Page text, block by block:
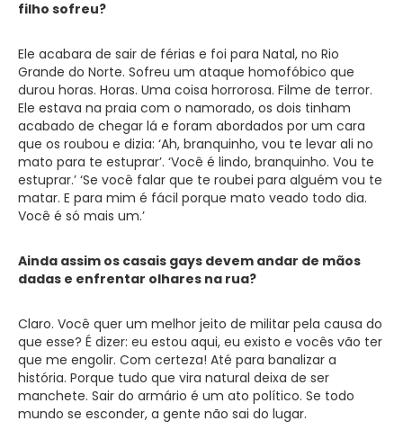
filho sofreu?
Ele acabara de sair de férias e foi para Natal, no Rio
Grande do Norte. Sofreu um ataque homofóbico que
durou horas. Horas. Uma coisa horrorosa. Filme de terror.
Ele estava na praia com o namorado, os dois tinham
acabado de chegar lá e foram abordados por um cara
que os roubou e dizia: ‘Ah, branquinho, vou te levar ali no
mato para te estuprar’. ‘Você é lindo, branquinho. Vou te
estuprar.’ ‘Se você falar que te roubei para alguém vou te
matar. E para mim é fácil porque mato veado todo dia.
Você é só mais um.’
Ainda assim os casais gays devem andar de mãos
dadas e enfrentar olhares na rua?
Claro. Você quer um melhor jeito de militar pela causa do
que esse? É dizer: eu estou aqui, eu existo e vocês vão ter
que me engolir. Com certeza! Até para banalizar a
história. Porque tudo que vira natural deixa de ser
manchete. Sair do armário é um ato político. Se todo
mundo se esconder, a gente não sai do lugar.